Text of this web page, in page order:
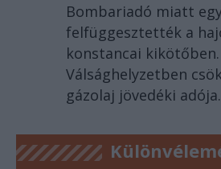
Bombariadó miatt
felfüggesztették a
konstancai kikötőben.
Válsághelyzetben
gázolaj jövedéki adója.